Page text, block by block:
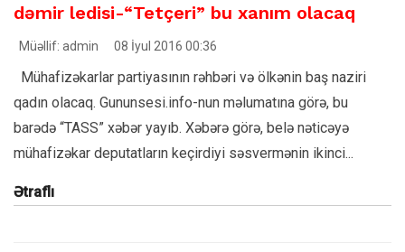
dəmir ledisi-“Tetçeri” bu xanım olacaq
Müəllif: admin 08 İyul 2016 00:36
Mühafizəkarlar partiyasının rəhbəri və ölkənin baş naziri
qadın olacaq. Gununsesi.info-nun məlumatına görə, bu
barədə “TASS” xəbər yayıb. Xəbərə görə, belə nəticəyə
mühafizəkar deputatların keçirdiyi səsvermənin ikinci...
Ətraflı